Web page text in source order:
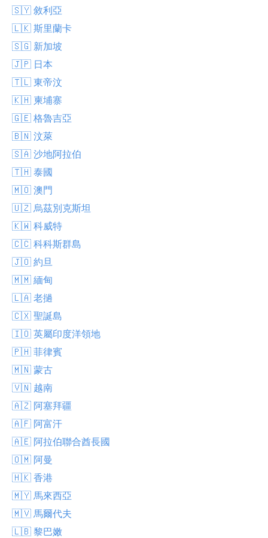
🇸🇾 敘利亞
🇱🇰 斯里蘭卡
🇸🇬 新加坡
🇯🇵 日本
🇹🇱 東帝汶
🇰🇭 柬埔寨
🇬🇪 格魯吉亞
🇧🇳 汶萊
🇸🇦 沙地阿拉伯
🇹🇭 泰國
🇲🇴 澳門
🇺🇿 烏茲別克斯坦
🇰🇼 科威特
🇨🇨 科科斯群島
🇯🇴 約旦
🇲🇲 緬甸
🇱🇦 老撾
🇨🇽 聖誕島
🇮🇴 英屬印度洋領地
🇵🇭 菲律賓
🇲🇳 蒙古
🇻🇳 越南
🇦🇿 阿塞拜疆
🇦🇫 阿富汗
🇦🇪 阿拉伯聯合酋長國
🇴🇲 阿曼
🇭🇰 香港
🇲🇾 馬來西亞
🇲🇻 馬爾代夫
🇱🇧 黎巴嫩